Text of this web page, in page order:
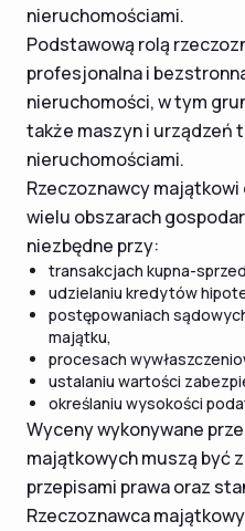
nieruchomościami.
Podstawową rolą
profesjonalna i
nieruchomości, w tym
także maszyn i urządzeń
nieruchomościami.
Rzeczoznawcy
wielu obszarach
niezbędne przy:
transakcjach kupna-
udzielaniu kredytów
postępowaniach
majątku,
procesach
ustalaniu wartości
określaniu wysokości
Wyceny wykonywane
majątkowych muszą być
przepisami prawa oraz
Rzeczoznawca